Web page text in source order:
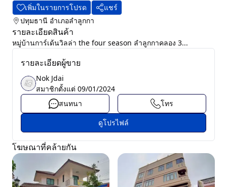
เพิ่มในรายการโปรด
แชร์
ปทุมธานี อำเภอลำลูกกา
รายละเอียดสินค้า
หมู่บ้านการ์เด้นวิลล่า the four season ลำลูกกาคลอง 3...
รายละเอียดผู้ขาย
Nok Jdai
สมาชิกตั้งแต่ 09/01/2024
สนทนา
โทร
ดูโปรไฟล์
โฆษณาที่คล้ายกัน